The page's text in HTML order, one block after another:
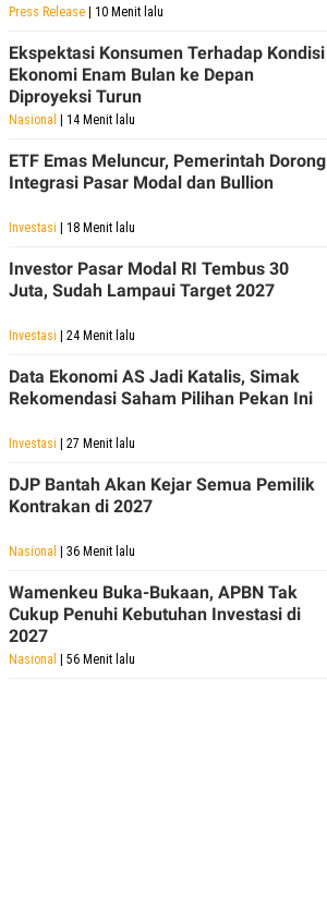
Press Release | 10 Menit lalu
Ekspektasi Konsumen Terhadap Kondisi
Ekonomi Enam Bulan ke Depan
Diproyeksi Turun
Nasional | 14 Menit lalu
ETF Emas Meluncur, Pemerintah Dorong
Integrasi Pasar Modal dan Bullion
Investasi | 18 Menit lalu
Investor Pasar Modal RI Tembus 30
Juta, Sudah Lampaui Target 2027
Investasi | 24 Menit lalu
Data Ekonomi AS Jadi Katalis, Simak
Rekomendasi Saham Pilihan Pekan Ini
Investasi | 27 Menit lalu
DJP Bantah Akan Kejar Semua Pemilik
Kontrakan di 2027
Nasional | 36 Menit lalu
Wamenkeu Buka-Bukaan, APBN Tak
Cukup Penuhi Kebutuhan Investasi di
2027
Nasional | 56 Menit lalu